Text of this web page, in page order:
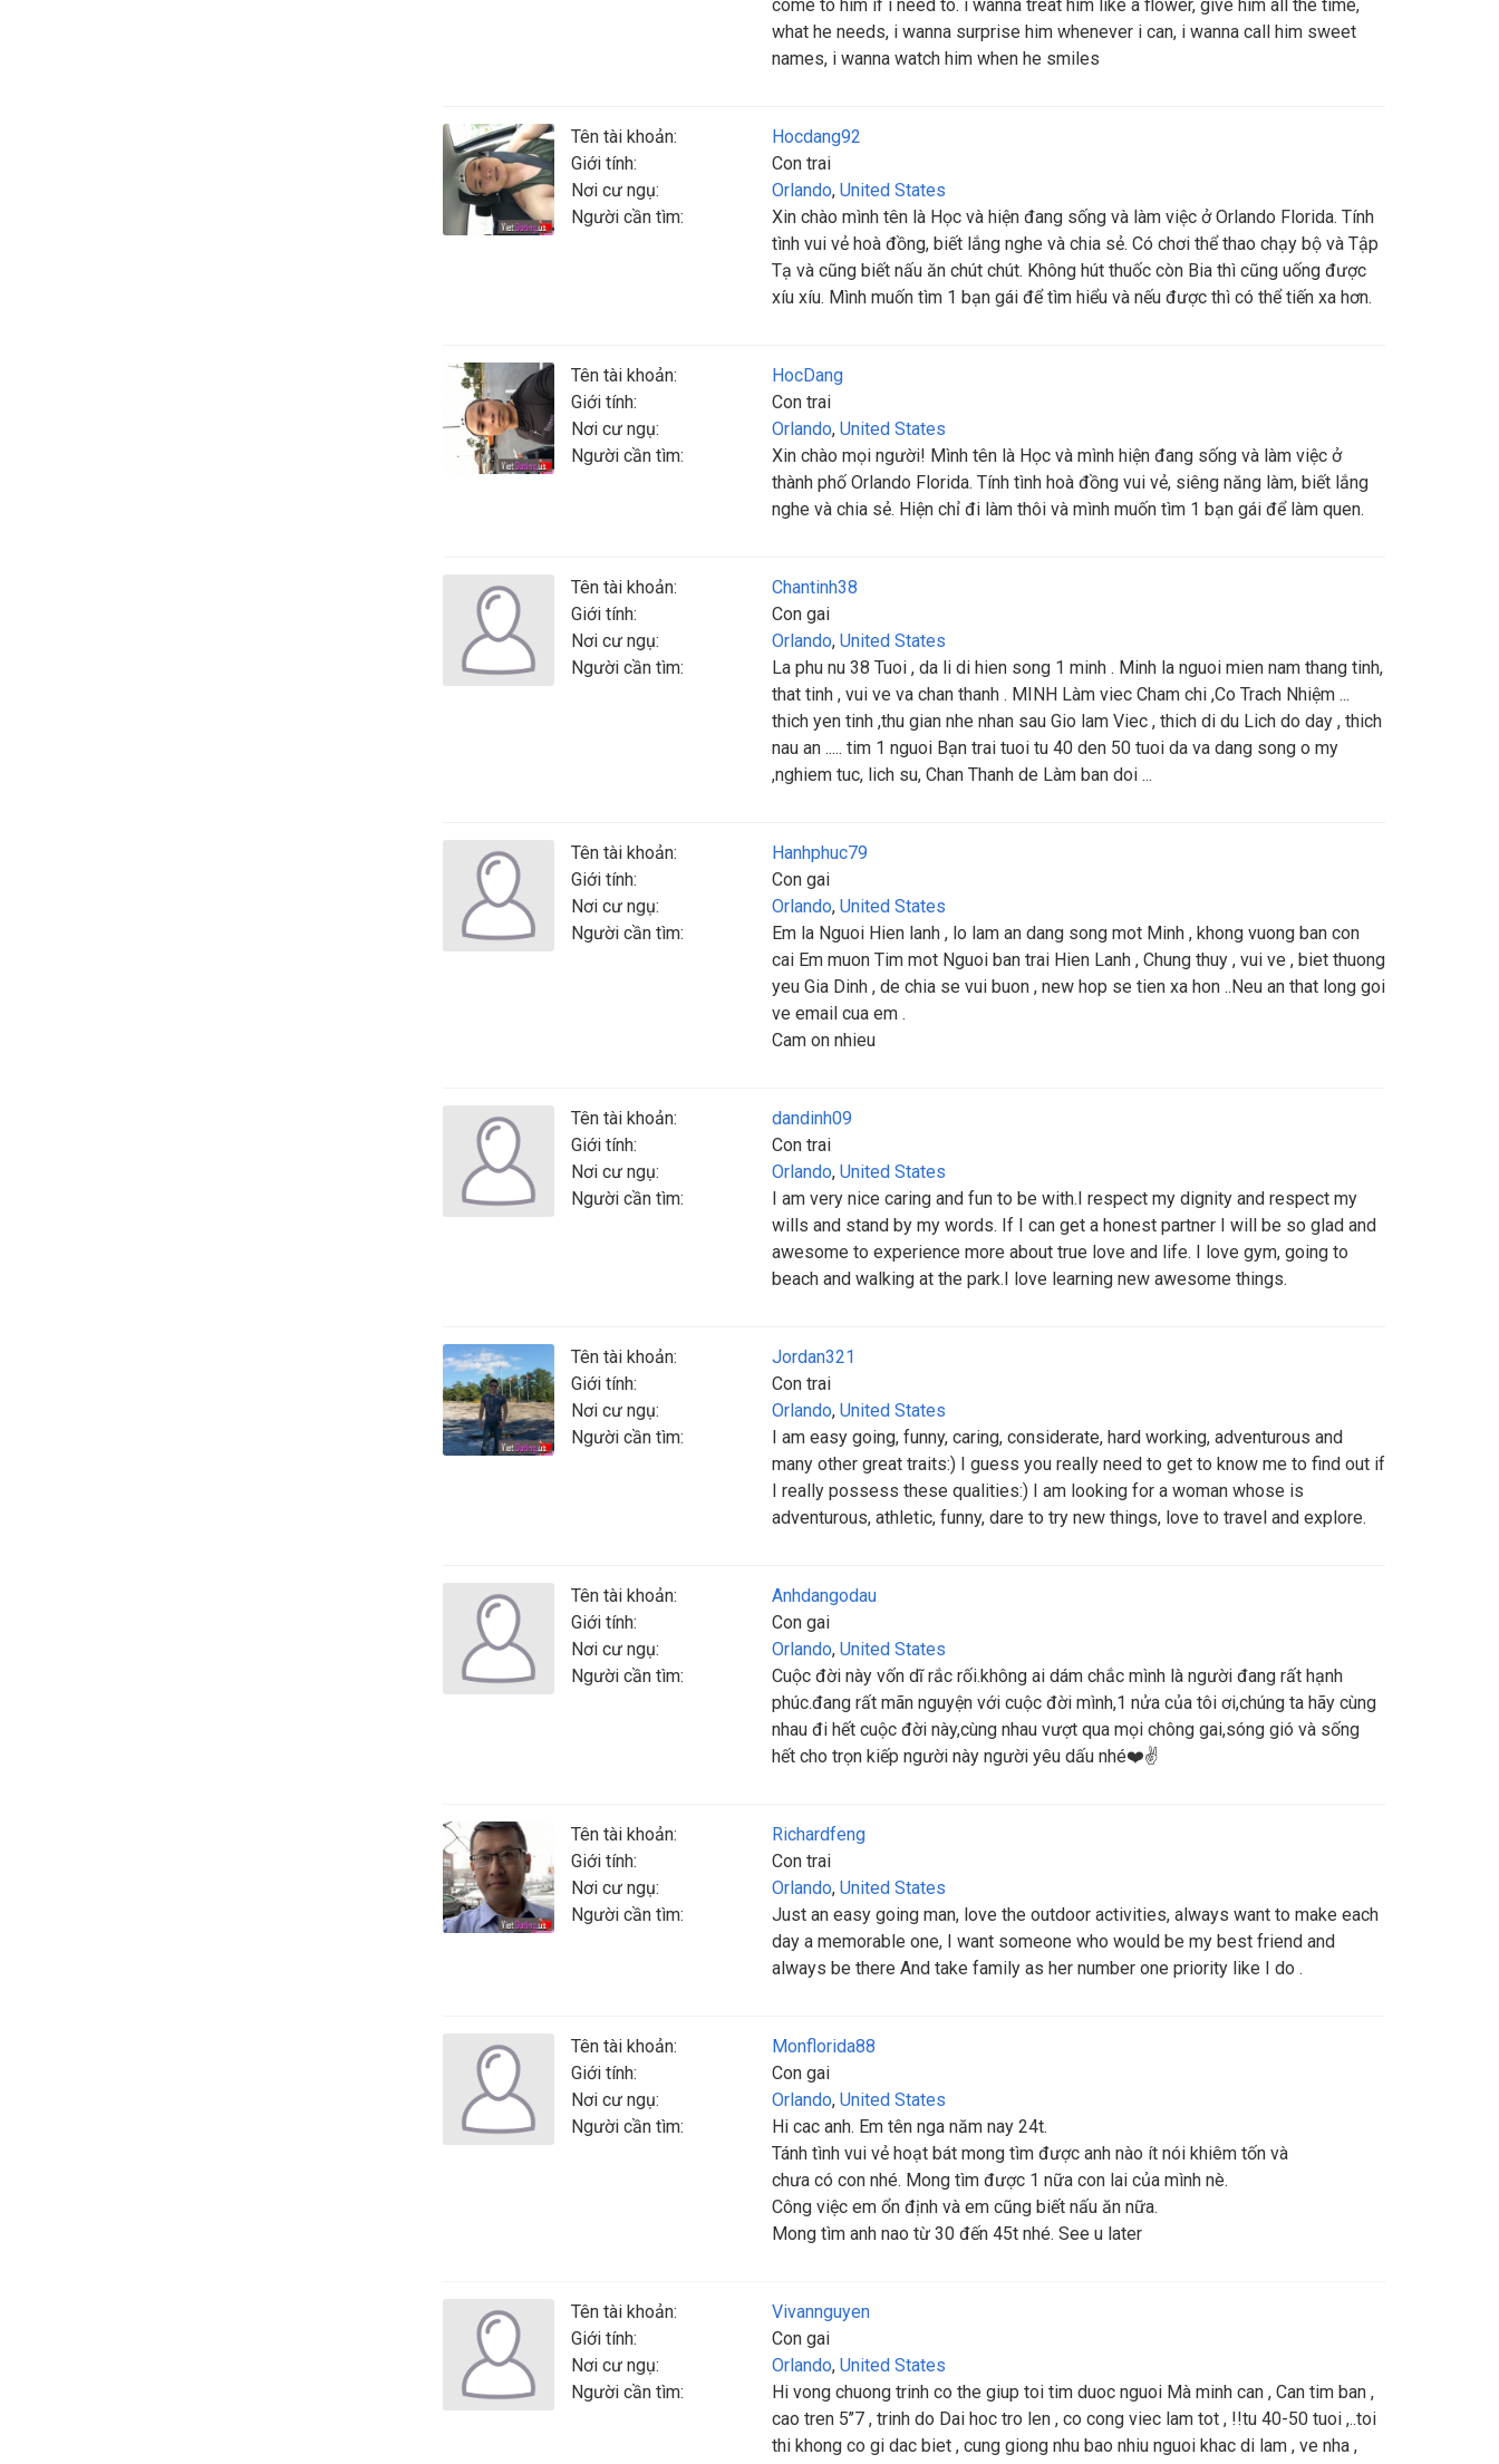
come to him if i need to. i wanna treat him like a flower, give him all the time,
what he needs, i wanna surprise him whenever i can, i wanna call him sweet
names, i wanna watch him when he smiles
Tên tài khoản:
Hocdang92
Giới tính:
Con trai
Nơi cư ngụ:
Orlando, United States
Người cần tìm:
Xin chào mình tên là Học và hiện đang sống và làm việc ở Orlando Florida. Tính
tình vui vẻ hoà đồng, biết lắng nghe và chia sẻ. Có chơi thể thao chạy bộ và Tập
Tạ và cũng biết nấu ăn chút chút. Không hút thuốc còn Bia thì cũng uống được
xíu xíu. Mình muốn tìm 1 bạn gái để tìm hiểu và nếu được thì có thể tiến xa hơn.
Tên tài khoản:
HocDang
Giới tính:
Con trai
Nơi cư ngụ:
Orlando, United States
Người cần tìm:
Xin chào mọi người! Mình tên là Học và mình hiện đang sống và làm việc ở
thành phố Orlando Florida. Tính tình hoà đồng vui vẻ, siêng năng làm, biết lắng
nghe và chia sẻ. Hiện chỉ đi làm thôi và mình muốn tìm 1 bạn gái để làm quen.
Tên tài khoản:
Chantinh38
Giới tính:
Con gai
Nơi cư ngụ:
Orlando, United States
Người cần tìm:
La phu nu 38 Tuoi , da li di hien song 1 minh . Minh la nguoi mien nam thang tinh,
that tinh , vui ve va chan thanh . MINH Làm viec Cham chi ,Co Trach Nhiệm ...
thich yen tinh ,thu gian nhe nhan sau Gio lam Viec , thich di du Lich do day , thich
nau an ..... tim 1 nguoi Bạn trai tuoi tu 40 den 50 tuoi da va dang song o my
,nghiem tuc, lich su, Chan Thanh de Làm ban doi ...
Tên tài khoản:
Hanhphuc79
Giới tính:
Con gai
Nơi cư ngụ:
Orlando, United States
Người cần tìm:
Em la Nguoi Hien lanh , lo lam an dang song mot Minh , khong vuong ban con
cai Em muon Tim mot Nguoi ban trai Hien Lanh , Chung thuy , vui ve , biet thuong
yeu Gia Dinh , de chia se vui buon , new hop se tien xa hon ..Neu an that long goi
ve email cua em .
Cam on nhieu
Tên tài khoản:
dandinh09
Giới tính:
Con trai
Nơi cư ngụ:
Orlando, United States
Người cần tìm:
I am very nice caring and fun to be with.I respect my dignity and respect my
wills and stand by my words. If I can get a honest partner I will be so glad and
awesome to experience more about true love and life. I love gym, going to
beach and walking at the park.I love learning new awesome things.
Tên tài khoản:
Jordan321
Giới tính:
Con trai
Nơi cư ngụ:
Orlando, United States
Người cần tìm:
I am easy going, funny, caring, considerate, hard working, adventurous and
many other great traits:) I guess you really need to get to know me to find out if
I really possess these qualities:) I am looking for a woman whose is
adventurous, athletic, funny, dare to try new things, love to travel and explore.
Tên tài khoản:
Anhdangodau
Giới tính:
Con gai
Nơi cư ngụ:
Orlando, United States
Người cần tìm:
Cuộc đời này vốn dĩ rắc rối.không ai dám chắc mình là người đang rất hạnh
phúc.đang rất mãn nguyện với cuộc đời mình,1 nửa của tôi ơi,chúng ta hãy cùng
nhau đi hết cuộc đời này,cùng nhau vượt qua mọi chông gai,sóng gió và sống
hết cho trọn kiếp người này người yêu dấu nhé❤️✌️
Tên tài khoản:
Richardfeng
Giới tính:
Con trai
Nơi cư ngụ:
Orlando, United States
Người cần tìm:
Just an easy going man, love the outdoor activities, always want to make each
day a memorable one, I want someone who would be my best friend and
always be there And take family as her number one priority like I do .
Tên tài khoản:
Monflorida88
Giới tính:
Con gai
Nơi cư ngụ:
Orlando, United States
Người cần tìm:
Hi cac anh. Em tên nga năm nay 24t.
Tánh tình vui vẻ hoạt bát mong tìm được anh nào ít nói khiêm tốn và
chưa có con nhé. Mong tìm được 1 nữa con lai của mình nè.
Công việc em ổn định và em cũng biết nấu ăn nữa.
Mong tìm anh nao từ 30 đến 45t nhé. See u later
Tên tài khoản:
Vivannguyen
Giới tính:
Con gai
Nơi cư ngụ:
Orlando, United States
Người cần tìm:
Hi vong chuong trinh co the giup toi tim duoc nguoi Mà minh can , Can tim ban ,
cao tren 5’’7 , trinh do Dai hoc tro len , co cong viec lam tot , !!tu 40-50 tuoi ,..toi
thi khong co gi dac biet , cung giong nhu bao nhiu nguoi khac di lam , ve nha ,